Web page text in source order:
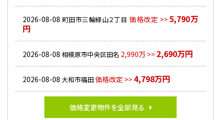
2026-08-08 町田市三輪緑山２丁目 価格改定 >> 5,790万
円
2026-08-08 相模原市中央区田名 2,990万 >> 2,690万円
2026-08-08 大和市福田価格改定 >> 4,798万円
価格変更物件を全部見る